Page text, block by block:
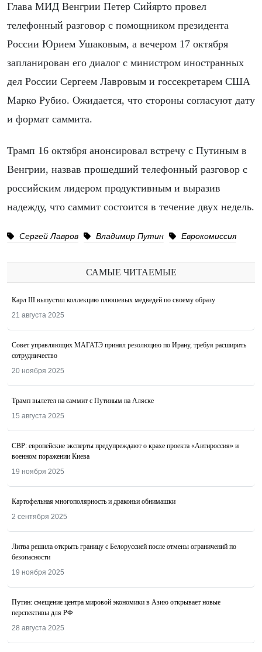
Глава МИД Венгрии Петер Сийярто провел
телефонный разговор с помощником президента
России Юрием Ушаковым, а вечером 17 октября
запланирован его диалог с министром иностранных
дел России Сергеем Лавровым и госсекретарем США
Марко Рубио. Ожидается, что стороны согласуют дату
и формат саммита.
Трамп 16 октября анонсировал встречу с Путиным в
Венгрии, назвав прошедший телефонный разговор с
российским лидером продуктивным и выразив
надежду, что саммит состоится в течение двух недель.
Сергей Лавров Владимир Путин Еврокомиссия
САМЫЕ ЧИТАЕМЫЕ
Карл III выпустил коллекцию плюшевых медведей по своему образу
21 августа 2025
Совет управляющих МАГАТЭ принял резолюцию по Ирану, требуя расширить
сотрудничество
20 ноября 2025
Трамп вылетел на саммит с Путиным на Аляске
15 августа 2025
СВР: европейские эксперты предупреждают о крахе проекта «Антироссия» и
военном поражении Киева
19 ноября 2025
Картофельная многополярность и драконьи обнимашки
2 сентября 2025
Литва решила открыть границу с Белоруссией после отмены ограничений по
безопасности
19 ноября 2025
Путин: смещение центра мировой экономики в Азию открывает новые
перспективы для РФ
28 августа 2025